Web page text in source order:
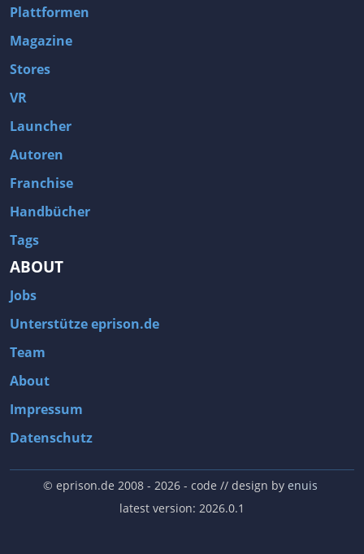
Plattformen
Magazine
Stores
VR
Launcher
Autoren
Franchise
Handbücher
Tags
ABOUT
Jobs
Unterstütze eprison.de
Team
About
Impressum
Datenschutz
© eprison.de 2008 - 2026- code // design by enuis
latest version: 2026.0.1